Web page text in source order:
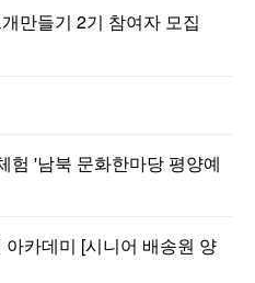
만들기 2기 참여자 모집
험 '남북 문화한마당 평양예
카데미 [시니어 배송원 양